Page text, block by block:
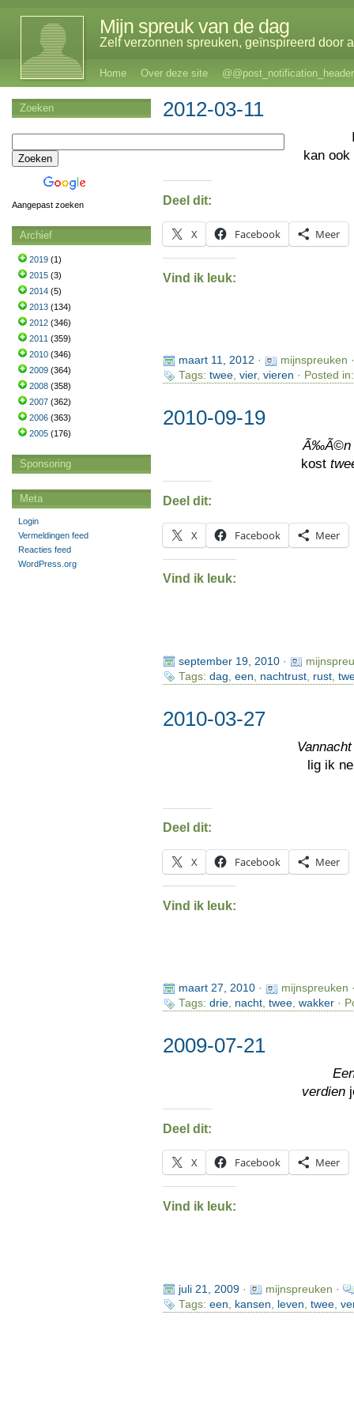
Mijn spreuk van de dag
Zelf verzonnen spreuken, geïnspireerd door
Home Over deze site @@post_notification_header
2012-03-11
kan
Deel dit:
X Facebook Meer
Vind ik leuk:
maart 11, 2012 ·
mijnspreuken
Tags: twee, vier, vieren · Posted
2010-09-19
Ã‰Ã©n
kost
Deel dit:
X Facebook Meer
Vind ik leuk:
september 19, 2010·
Tags: dag een nachtrust, rust,
2010-03-27
Vannacht
lig ik
Deel dit:
X Facebook Meer
Vind ik leuk:
maart 27, 2010·
mijnspreuken
Tags: drie, nacht, twee, wakker·
2009-07-21
verdien
Deel dit:
X Facebook Meer
Vind ik leuk:
juli 21, 2009·
mijnspreuken ·
Tags: een kansen leven twee,
Zoeken
Aangepast zoeken
Archief
2019 (1)
2015 (3)
2014 (5)
2013 (134)
2012 (346)
2011 (359)
2010 (346)
2009 (364)
2008 (358)
2007 (362)
2006 (363)
2005 (176)
Sponsoring
Meta
Login
Vermeldingen feed
Reacties feed
WordPress.org